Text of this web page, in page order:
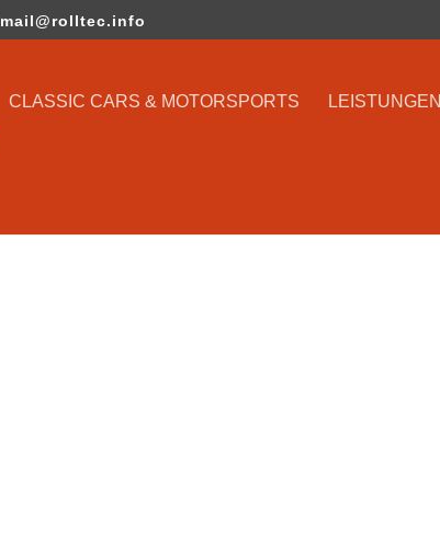
mail@rolltec.info
CLASSIC CARS & MOTORSPORTS LEISTUNGEN